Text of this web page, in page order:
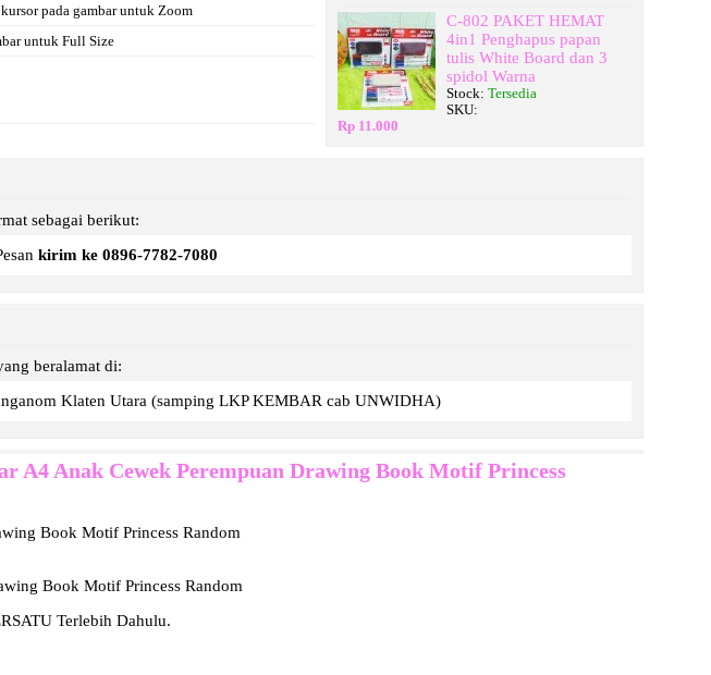
pada gambar untuk Zoom
untuk Full Size
C-802 PAKET HEMAT
4in1 Penghapus papan
tulis White Board dan 3
spidol Warna
Stock: Tersedia
SKU:
Rp 11.000
sebagai berikut:
kirim ke 0896-7782-7080
beralamat di:
Klaten Utara (samping LKP KEMBAR cab UNWIDHA)
A4 Anak Cewek Perempuan Drawing Book Motif Princess
Book Motif Princess Random
Book Motif Princess Random
Terlebih Dahulu.